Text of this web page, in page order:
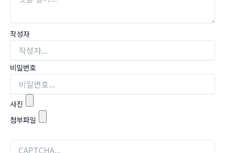
작성자
비밀번호
사진
첨부파일